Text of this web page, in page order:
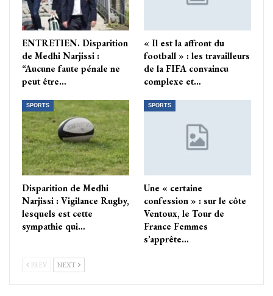
ENTRETIEN. Disparition
de Medhi Narjissi :
“Aucune faute pénale ne
peut être…
« Il est la affront du
football » : les travailleurs
de la FIFA convaincu
complexe et…
SPORTS
Disparition de Medhi
Narjissi : Vigilance Rugby,
lesquels est cette
sympathie qui…
SPORTS
Une « certaine
confession » : sur le côte
Ventoux, le Tour de
France Femmes
s’apprête…
PREV NEXT